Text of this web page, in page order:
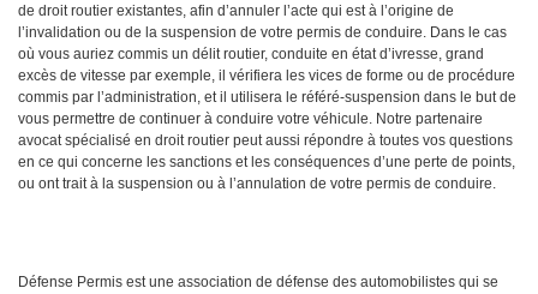
de droit routier existantes, afin d’annuler l’acte qui est à l’origine de
l’invalidation ou de la suspension de votre permis de conduire. Dans le cas
où vous auriez commis un délit routier, conduite en état d’ivresse, grand
excès de vitesse par exemple, il vérifiera les vices de forme ou de procédure
commis par l’administration, et il utilisera le référé-suspension dans le but de
vous permettre de continuer à conduire votre véhicule. Notre partenaire
avocat spécialisé en droit routier peut aussi répondre à toutes vos questions
en ce qui concerne les sanctions et les conséquences d’une perte de points,
ou ont trait à la suspension ou à l’annulation de votre permis de conduire.
Défense Permis est une association de défense des automobilistes qui se